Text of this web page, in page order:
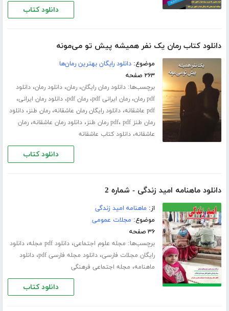
دانلود کتاب
دانلود کتاب رمان یک نفر همیشه پیش تو می‌مونه
موضوع:دانلود رایگان بهترین رمان‌ها
۲۶۳ صفحه
برچسب‌ها:دانلود رمان رایگان،رمان،دانلود رمان،دانلود
pdf رمان
،رمان ایرانی pdf ،رمان pdf ،دانلود رمان ایرانی،
pdf عاشقانه ،دانلود رایگان رمان عاشقانه،رمان طنز،دانلود
رمان طنز pdf
، pdf رمان طنز ،دانلود رمان عاشقانه،رمان
عاشقانه،دانلود کتاب عاشقانه
دانلود کتاب
دانلود ماهنامه امید زندگی - شماره 2
از: ماهنامه امید زندگی
موضوع: مجلات عمومی
۳۶ صفحه
برچسب‌ها: مجله علوم اجتماعی،دانلود pdf مجله ،دانلود
رایگان مجلات فارسی،دانلود مجله فارسی pdf ،دانلود
ماهنامه، مجله اجتماعی فرهنگی
دانلود کتاب